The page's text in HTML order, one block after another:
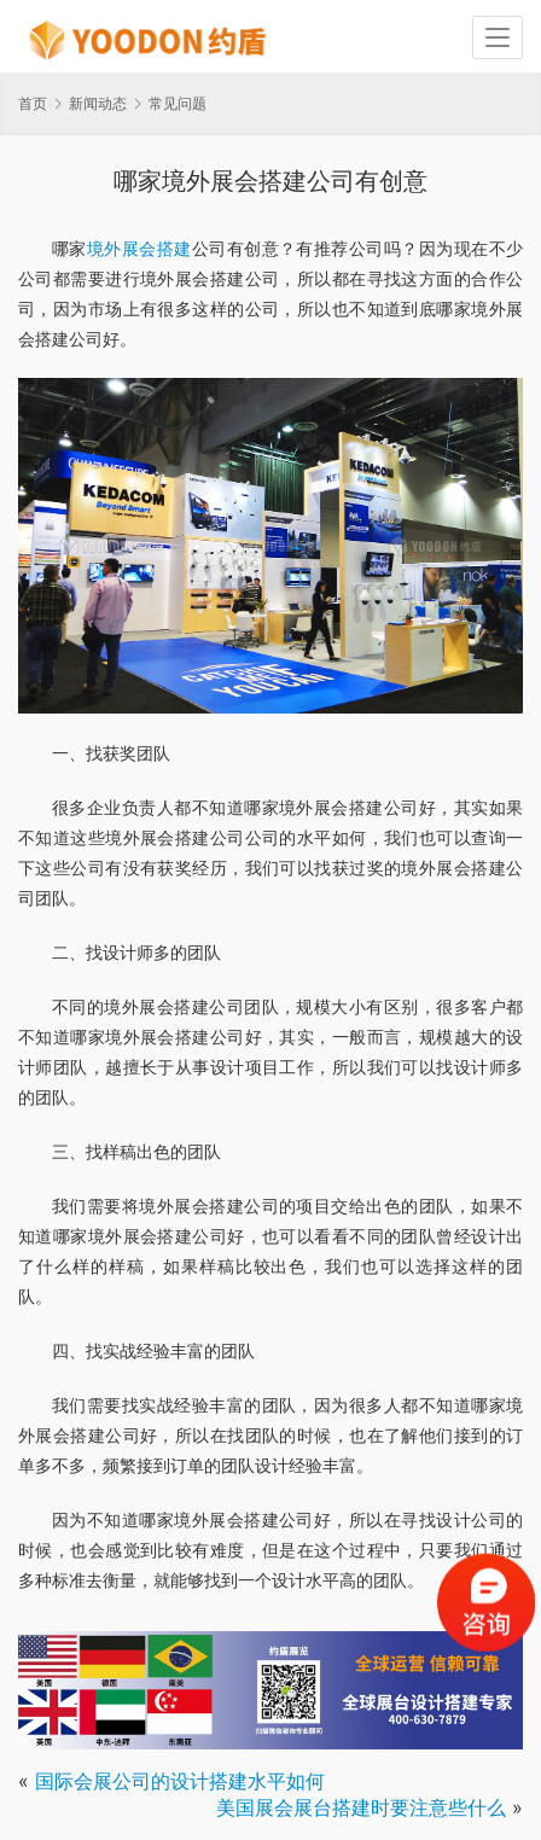
首页 新闻动态 常见问题
哪家境外展会搭建公司有创意
哪家境外展会搭建公司有创意？有推荐公司吗？因为现在不少
公司都需要进行境外展会搭建公司，所以都在寻找这方面的合作公
司，因为市场上有很多这样的公司，所以也不知道到底哪家境外展
会搭建公司好。
一、找获奖团队
很多企业负责人都不知道哪家境外展会搭建公司好，其实如果
不知道这些境外展会搭建公司公司的水平如何，我们也可以查询一
下这些公司有没有获奖经历，我们可以找获过奖的境外展会搭建公
司团队。
二、找设计师多的团队
不同的境外展会搭建公司团队，规模大小有区别，很多客户都
不知道哪家境外展会搭建公司好，其实，一般而言，规模越大的设
计师团队，越擅长于从事设计项目工作，所以我们可以找设计师多
的团队。
三、找样稿出色的团队
我们需要将境外展会搭建公司的项目交给出色的团队，如果不
知道哪家境外展会搭建公司好，也可以看看不同的团队曾经设计出
了什么样的样稿，如果样稿比较出色，我们也可以选择这样的团
队。
四、找实战经验丰富的团队
我们需要找实战经验丰富的团队，因为很多人都不知道哪家境
外展会搭建公司好，所以在找团队的时候，也在了解他们接到的订
单多不多，频繁接到订单的团队设计经验丰富。
因为不知道哪家境外展会搭建公司好，所以在寻找设计公司的
时候，也会感觉到比较有难度，但是在这个过程中，只要我们通过
多种标准去衡量，就能够找到一个设计水平高的团队。
« 国际会展公司的设计搭建水平如何
美国展会展台搭建时要注意些什么 »